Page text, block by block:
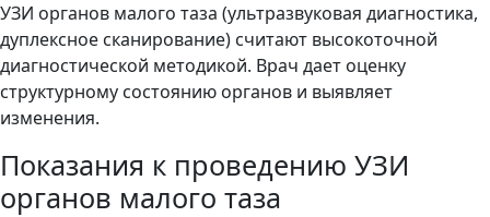
УЗИ органов малого таза (ультразвуковая диагностика,
дуплексное сканирование) считают высокоточной
диагностической методикой. Врач дает оценку
структурному состоянию органов и выявляет
изменения.
Показания к проведению УЗИ
органов малого таза